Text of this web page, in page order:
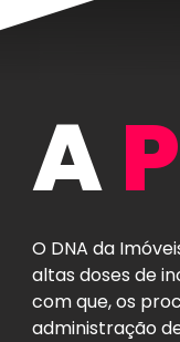
A
O DNA da
altas doses de
com que, os
administração